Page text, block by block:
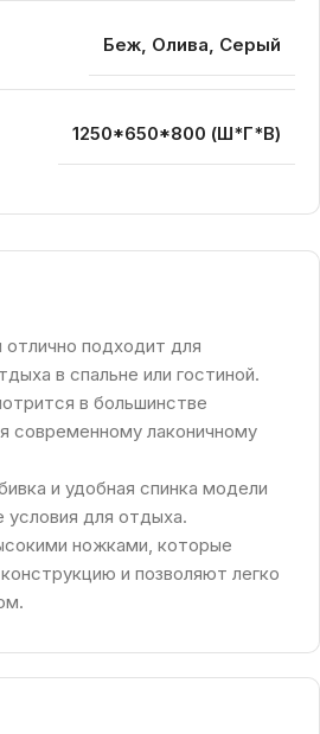
подходит для
в спальне или гостиной.
в большинстве
современному лаконичному
и удобная спинка модели
для отдыха.
ножками, которые
и позволяют легко
Беж, Олива, Серый
1250*650*800 (Ш*Г*В)